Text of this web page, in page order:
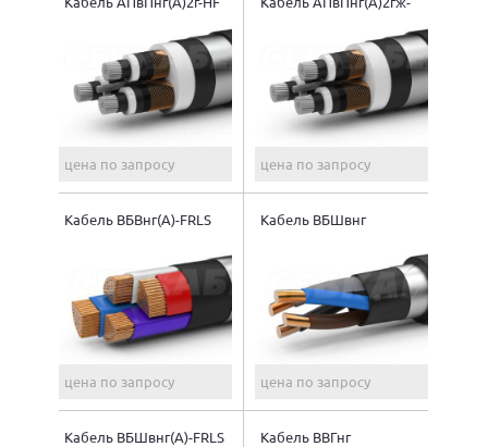
цена по запросу цена по запросу
Кабель ВБВнг(A)-FRLS
цена по запросу
Кабель ВБШвнг
цена по запросу
Кабель ВБШвнг(A)-FRLS Кабель ВВГнг